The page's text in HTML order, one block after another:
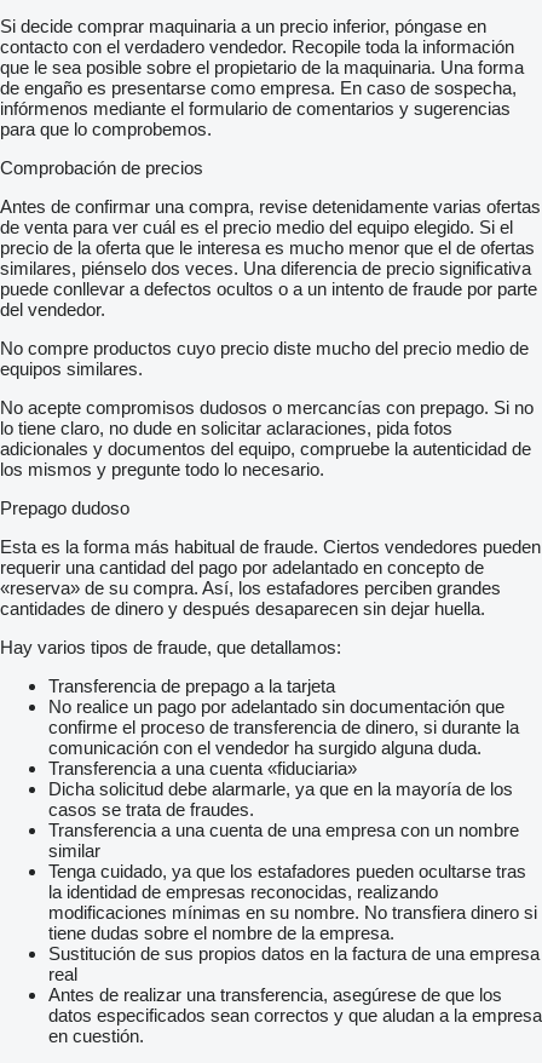
Si decide comprar maquinaria a un precio inferior, póngase en
contacto con el verdadero vendedor. Recopile toda la información
que le sea posible sobre el propietario de la maquinaria. Una forma
de engaño es presentarse como empresa. En caso de sospecha,
infórmenos mediante el formulario de comentarios y sugerencias
para que lo comprobemos.
Comprobación de precios
Antes de confirmar una compra, revise detenidamente varias ofertas
de venta para ver cuál es el precio medio del equipo elegido. Si el
precio de la oferta que le interesa es mucho menor que el de ofertas
similares, piénselo dos veces. Una diferencia de precio significativa
puede conllevar a defectos ocultos o a un intento de fraude por parte
del vendedor.
No compre productos cuyo precio diste mucho del precio medio de
equipos similares.
No acepte compromisos dudosos o mercancías con prepago. Si no
lo tiene claro, no dude en solicitar aclaraciones, pida fotos
adicionales y documentos del equipo, compruebe la autenticidad de
los mismos y pregunte todo lo necesario.
Prepago dudoso
Esta es la forma más habitual de fraude. Ciertos vendedores pueden
requerir una cantidad del pago por adelantado en concepto de
«reserva» de su compra. Así, los estafadores perciben grandes
cantidades de dinero y después desaparecen sin dejar huella.
Hay varios tipos de fraude, que detallamos:
Transferencia de prepago a la tarjeta
No realice un pago por adelantado sin documentación que
confirme el proceso de transferencia de dinero, si durante la
comunicación con el vendedor ha surgido alguna duda.
Transferencia a una cuenta «fiduciaria»
Dicha solicitud debe alarmarle, ya que en la mayoría de los
casos se trata de fraudes.
Transferencia a una cuenta de una empresa con un nombre
similar
Tenga cuidado, ya que los estafadores pueden ocultarse tras
la identidad de empresas reconocidas, realizando
modificaciones mínimas en su nombre. No transfiera dinero si
tiene dudas sobre el nombre de la empresa.
Sustitución de sus propios datos en la factura de una empresa
real
Antes de realizar una transferencia, asegúrese de que los
datos especificados sean correctos y que aludan a la empresa
en cuestión.